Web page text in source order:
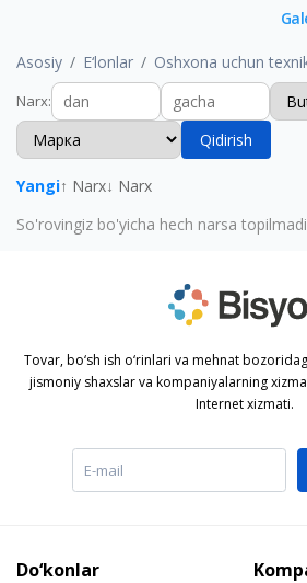
Asosiy E‘lonlar Oshxona uchun
Narx:
Qidirish
Yangi↑ Narx↓ Narx
So'rovingiz bo'yicha hech narsa topilmadi
Tovar, bo‘sh ish o‘rinlari va mehnat
jismoniy shaxslar va kompaniyalarning
Internet xizmati.
Do‘konlar